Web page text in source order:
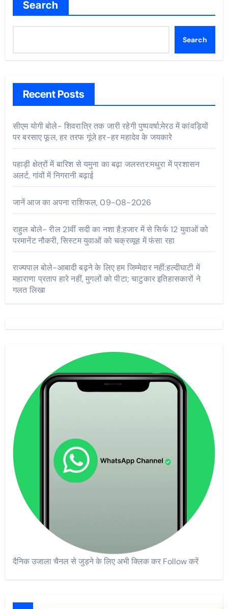
Search
Search
Recent Posts
सीएम योगी बोले- शिवरात्रि तक जारी रहेगी पुष्पवर्षा:मेरठ में कांवड़ियों
पर बरसाए फूल, हर तरफ गूंजे हर-हर महादेव के जयकारे
पहाड़ी क्षेत्रों में बारिश से यमुना का बढ़ा जलस्तर:मथुरा में प्रशासन
अलर्ट, गांवों में निगरानी बढ़ाई
जानें आज का अपना राशिफल, 09-08-2026
राहुल बोले- रील 21वीं सदी का नशा है:हजार में से सिर्फ 12 युवाओं को
परमानेंट नौकरी, सिस्टम युवाओं को चक्रव्यूह में फंसा रहा
राज्यपाल बोले-आबादी बढ़ने के लिए हम जिम्मेदार नहीं:हल्दीघाटी में
महाराणा प्रताप हारे नहीं, मुगलों को पीटा; चाटुकार इतिहासकारों ने
गलत लिखा
दैनिक उजाला चैनल से जुड़ने के लिए अभी क्लिक कर Follow करें